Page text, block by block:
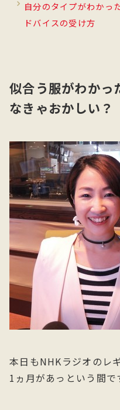
自分のタイプがわかっ
ドバイスの受け方
似合う服がわかっ
なきゃおかしい？
本日もNHKラジオのレ
1ヵ月があっという間で